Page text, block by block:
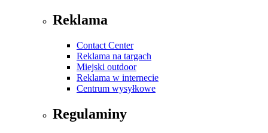
Reklama
Contact Center
Reklama na targach
Miejski outdoor
Reklama w internecie
Centrum wysyłkowe
Regulaminy